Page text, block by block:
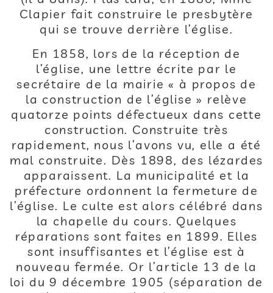
Clapier fait construire le presbytère
qui se trouve derrière l’église.
En 1858, lors de la réception de
l’église, une lettre écrite par le
secrétaire de la mairie « à propos de
la construction de l’église » relève
quatorze points défectueux dans cette
construction. Construite très
rapidement, nous l’avons vu, elle a été
mal construite. Dès 1898, des lézardes
apparaissent. La municipalité et la
préfecture ordonnent la fermeture de
l’église. Le culte est alors célébré dans
la chapelle du cours. Quelques
réparations sont faites en 1899. Elles
sont insuffisantes et l’église est à
nouveau fermée. Or l’article 13 de la
loi du 9 décembre 1905 (séparation de